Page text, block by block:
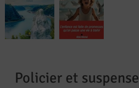
Policier et suspense